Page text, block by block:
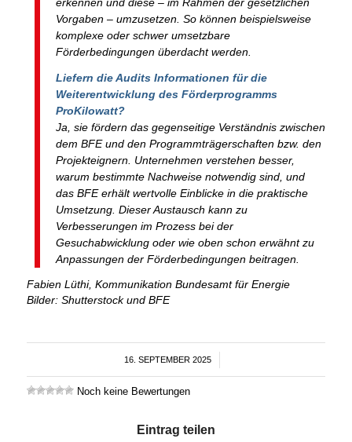
Vorgaben – umzusetzen. So können beispielsweise
komplexe oder schwer umsetzbare
Förderbedingungen überdacht werden.
Liefern die Audits Informationen für die
Weiterentwicklung des Förderprogramms
ProKilowatt?
Ja, sie fördern das gegenseitige Verständnis zwischen
dem BFE und den Programmträgerschaften bzw. den
Projekteignern. Unternehmen verstehen besser,
warum bestimmte Nachweise notwendig sind, und
das BFE erhält wertvolle Einblicke in die praktische
Umsetzung. Dieser Austausch kann zu
Verbesserungen im Prozess bei der
Gesuchabwicklung oder wie oben schon erwähnt zu
Anpassungen der Förderbedingungen beitragen.
Fabien Lüthi, Kommunikation Bundesamt für Energie
Bilder: Shutterstock und BFE
16. SEPTEMBER 2025
/
Noch keine Bewertungen
Eintrag teilen